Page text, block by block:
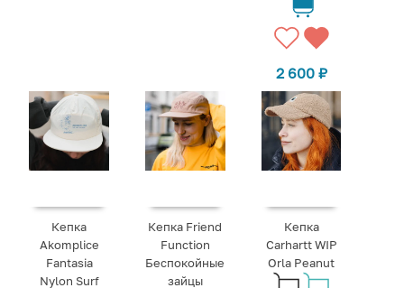
2 600 ₽
Кепка
Akomplice
Fantasia
Nylon Surf
Кепка Friend
Function
Беспокойные
зайцы
Кепка
Carhartt WIP
Orla Peanut